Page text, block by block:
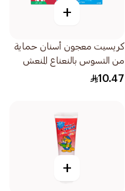
+
كريسيت معجون أسنان حماية
من التسوس بالنعناع المنعش
125مل
10.47
+